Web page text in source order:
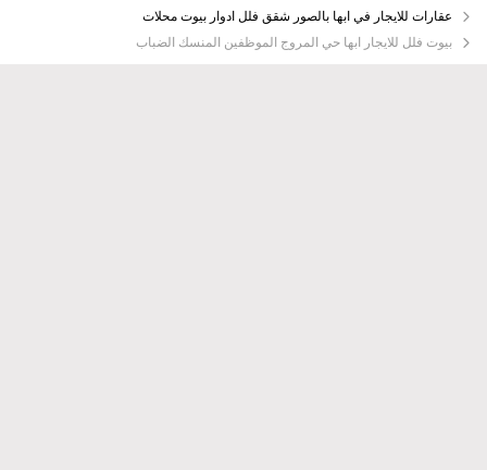
عقارات للايجار في ابها بالصور شقق فلل ادوار بيوت محلات
بيوت فلل للايجار ابها حي المروج الموظفين المنسك الضباب